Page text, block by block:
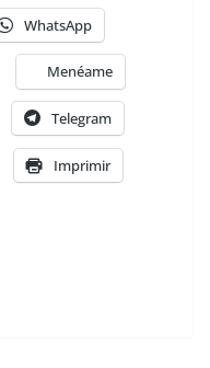
WhatsApp
Menéame
Telegram
Imprimir